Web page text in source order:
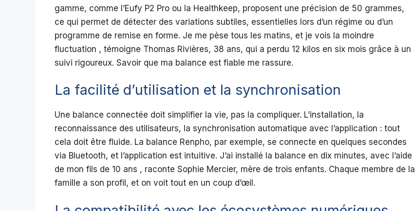
gamme, comme l’Eufy P2 Pro ou la Healthkeep, proposent une précision de 50 grammes,
ce qui permet de détecter des variations subtiles, essentielles lors d’un régime ou d’un
programme de remise en forme. Je me pèse tous les matins, et je vois la moindre
fluctuation , témoigne Thomas Rivières, 38 ans, qui a perdu 12 kilos en six mois grâce à un
suivi rigoureux. Savoir que ma balance est fiable me rassure.
La facilité d’utilisation et la synchronisation
Une balance connectée doit simplifier la vie, pas la compliquer. L’installation, la
reconnaissance des utilisateurs, la synchronisation automatique avec l’application : tout
cela doit être fluide. La balance Renpho, par exemple, se connecte en quelques secondes
via Bluetooth, et l’application est intuitive. J’ai installé la balance en dix minutes, avec l’aide
de mon fils de 10 ans , raconte Sophie Mercier, mère de trois enfants. Chaque membre de la
famille a son profil, et on voit tout en un coup d’œil.